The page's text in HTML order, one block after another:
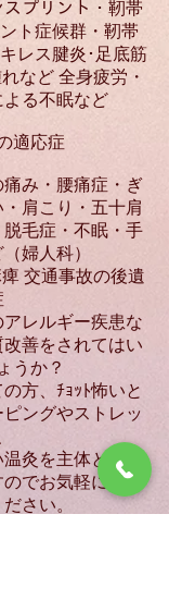
プリント・靭帯
ト症候群・靭帯
レス腱炎･足底筋
など 全身疲労・
る不眠など
適応症
み・腰痛症・ぎ
肩こり・五十肩
毛症・不眠・手
婦人科）
交通事故の後遺
レルギー疾患な
善をされてはい
うか？
方、ﾁｮｯﾄ怖いと
ングやストレッ
灸を主体とした
でお気軽におっ
さい。